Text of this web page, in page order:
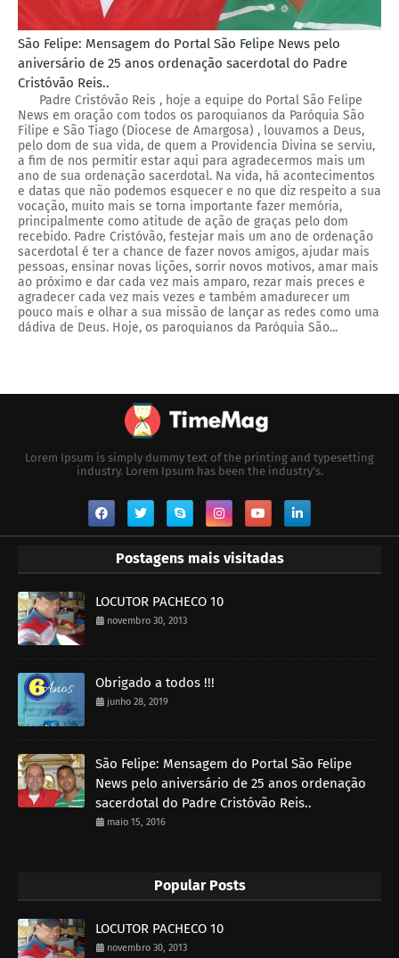
São Felipe: Mensagem do Portal São Felipe News pelo
aniversário de 25 anos ordenação sacerdotal do Padre
Cristóvão Reis..
Padre Cristóvão Reis , hoje a equipe do Portal São Felipe
News em oração com todos os paroquianos da Paróquia São
Filipe e São Tiago (Diocese de Amargosa) , louvamos a Deus,
pelo dom de sua vida, de quem a Providencia Divina se serviu,
a fim de nos permitir estar aqui para agradecermos mais um
ano de sua ordenação sacerdotal. Na vida, há acontecimentos
e datas que não podemos esquecer e no que diz respeito a sua
vocação, muito mais se torna importante fazer memória,
principalmente como atitude de ação de graças pelo dom
recebido. Padre Cristóvão, festejar mais um ano de ordenação
sacerdotal é ter a chance de fazer novos amigos, ajudar mais
pessoas, ensinar novas lições, sorrir novos motivos, amar mais
ao próximo e dar cada vez mais amparo, rezar mais preces e
agradecer cada vez mais vezes e também amadurecer um
pouco mais e olhar a sua missão de lançar as redes como uma
dádiva de Deus. Hoje, os paroquianos da Paróquia São...
Lorem Ipsum is simply dummy text of the printing and typesetting
industry. Lorem Ipsum has been the industry's.
Postagens mais visitadas
LOCUTOR PACHECO 10
novembro 30, 2013
Obrigado a todos !!!
junho 28, 2019
São Felipe: Mensagem do Portal São Felipe
News pelo aniversário de 25 anos ordenação
sacerdotal do Padre Cristóvão Reis..
maio 15, 2016
Popular Posts
LOCUTOR PACHECO 10
novembro 30, 2013